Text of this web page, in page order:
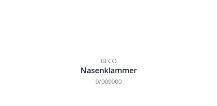
BECO
Nasenklammer
0/009900